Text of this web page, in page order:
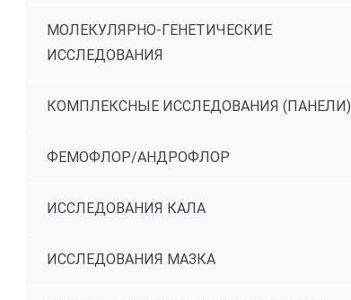
МОЛЕКУЛЯРНО-ГЕНЕТИЧЕСКИЕ
ИССЛЕДОВАНИЯ
КОМПЛЕКСНЫЕ ИССЛЕДОВАНИЯ (ПАНЕЛИ)
ФЕМОФЛОР/АНДРОФЛОР
ИССЛЕДОВАНИЯ КАЛА
ИССЛЕДОВАНИЯ МАЗКА